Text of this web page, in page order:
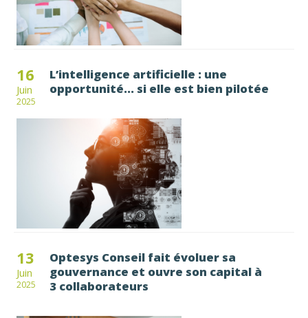
16
Juin
2025
L’intelligence artificielle : une
opportunité... si elle est bien pilotée
13
Juin
2025
Optesys Conseil fait évoluer sa
gouvernance et ouvre son capital à
3 collaborateurs